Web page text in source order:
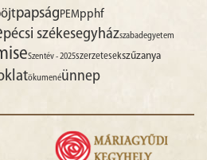
papságPEMpphf
pécsi székesegyházszabadegyetem
Szentév - 2025szerzetesekszűzanya
ökumenéünnep